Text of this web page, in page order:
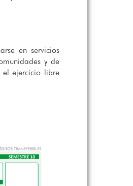
en servicios
y de
el ejercicio libre